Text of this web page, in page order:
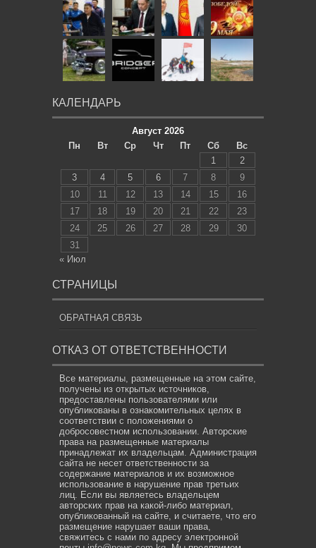
КАЛЕНДАРЬ
Август 2026
Пн
Вт Ср Чт Пт Сб
Вс
1
2
3
4 5 6 7 8
9
10
11 12 13 14 15
16
17
18 19 20 21 22
23
24
25 26 27 28 29
30
31
« Июл
СТРАНИЦЫ
ОБРАТНАЯ СВЯЗЬ
ОТКАЗ ОТ ОТВЕТСТВЕННОСТИ
Все материалы, размещенные на этом сайте,
получены из открытых источников,
предоставлены пользователями или
опубликованы в ознакомительных целях в
соответствии с положениями о
добросовестном использовании. Авторские
права на размещенные материалы
принадлежат их владельцам. Администрация
сайта не несет ответственности за
содержание материалов и их возможное
использование в нарушение прав третьих
лиц. Если вы являетесь владельцем
авторских прав на какой-либо материал,
опубликованный на сайте, и считаете, что его
размещение нарушает ваши права,
свяжитесь с нами по адресу электронной